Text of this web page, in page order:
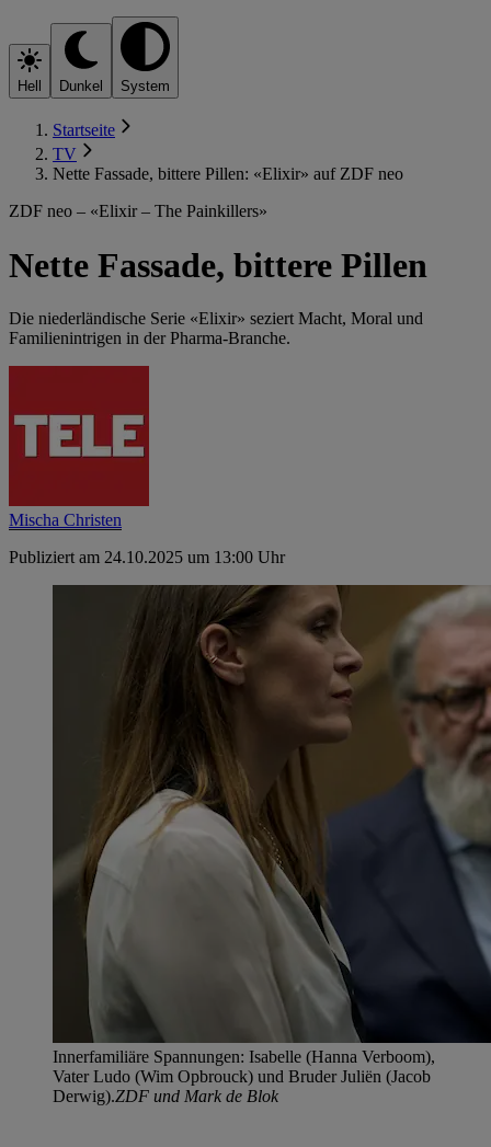
Hell Dunkel System
Startseite
TV
Nette Fassade, bittere Pillen: «Elixir» auf ZDF neo
ZDF neo – «Elixir – The Painkillers»
Nette Fassade, bittere Pillen
Die niederländische Serie «Elixir» seziert Macht, Moral und
Familienintrigen in der Pharma-Branche.
Mischa Christen
Publiziert am 24.10.2025 um 13:00 Uhr
Innerfamiliäre Spannungen: Isabelle (Hanna Verboom),
Vater Ludo (Wim Opbrouck) und Bruder Juliën (Jacob
Derwig).ZDF und Mark de Blok